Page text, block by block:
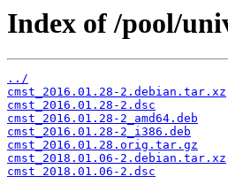
Index of /pool/
../
cmst_2016.01.28-2.debian.tar.xz
cmst_2016.01.28-2.dsc
cmst_2016.01.28-2_amd64.deb
cmst_2016.01.28-2_i386.deb
cmst_2016.01.28.orig.tar.gz
cmst_2018.01.06-2.debian.tar.xz
cmst_2018.01.06-2.dsc